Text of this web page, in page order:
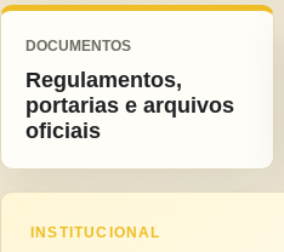
DOCUMENTOS
Regulamentos,
portarias e arquivos
oficiais
INSTITUCIONAL